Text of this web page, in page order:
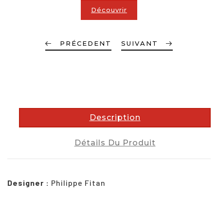
Découvrir
PRÉCEDENT SUIVANT
Description
Détails Du Produit
Designer : Philippe Fitan